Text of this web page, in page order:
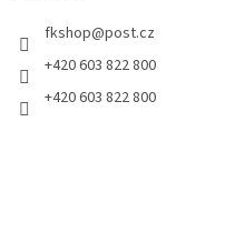
fkshop@post.cz
+420 603 822 800
+420 603 822 800